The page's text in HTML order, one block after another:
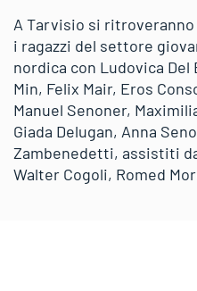
A Tarvisio si
i ragazzi del settore
nordica con Ludovica
Min, Felix Mair, Eros
Manuel Senoner,
Giada Delugan, Anna
Zambenedetti, assistiti
Walter Cogoli, Romed